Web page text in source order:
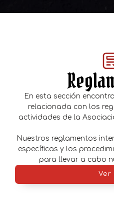
En esta sección
relacionada con los
actividades de la
Nuestros reglamentos
específicas y los
para llevar a cabo
Ver